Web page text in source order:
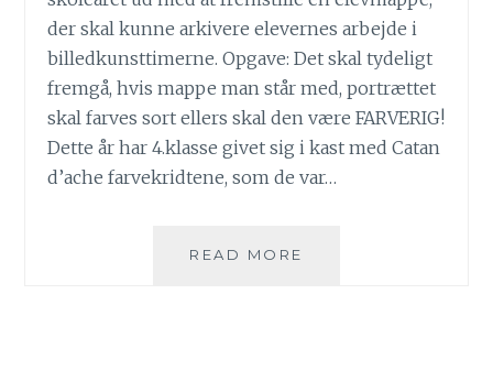
der skal kunne arkivere elevernes arbejde i
billedkunsttimerne. Opgave: Det skal tydeligt
fremgå, hvis mappe man står med, portrættet
skal farves sort ellers skal den være FARVERIG!
Dette år har 4.klasse givet sig i kast med Catan
d’ache farvekridtene, som de var…
READ MORE